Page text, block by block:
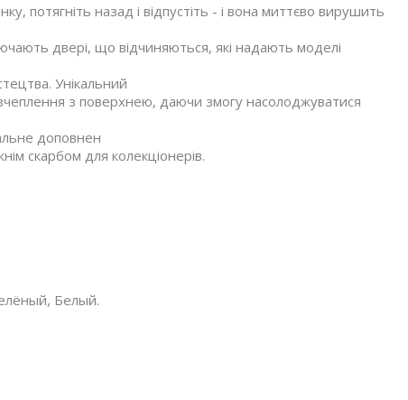
потягніть назад і відпустіть - і вона миттєво вирушить
двері, що відчиняються, які надають моделі
Унікальний
зчеплення з поверхнею, даючи змогу насолоджуватися
доповнен
скарбом для колекціонерів.
Белый.